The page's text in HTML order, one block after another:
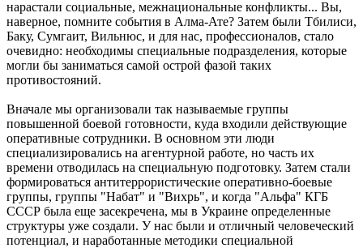
нарастали социальные, межнациональные конфликты... Вы,
наверное, помните события в Алма-Ате? Затем были Тбилиси,
Баку, Сумгаит, Вильнюс, и для нас, профессионалов, стало
очевидно: необходимы специальные подразделения, которые
могли бы заниматься самой острой фазой таких
противостояний.
Вначале мы организовали так называемые группы
повышенной боевой готовности, куда входили действующие
оперативные сотрудники. В основном эти люди
специализировались на агентурной работе, но часть их
времени отводилась на специальную подготовку. Затем стали
формироваться антитеррористические оперативно-боевые
группы, группы "Набат" и "Вихрь", и когда "Альфа" КГБ
СССР была еще засекречена, мы в Украине определенные
структуры уже создали. У нас были и отличный человеческий
потенциал, и наработанные методики специальной